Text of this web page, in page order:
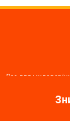
Все для
Ми у